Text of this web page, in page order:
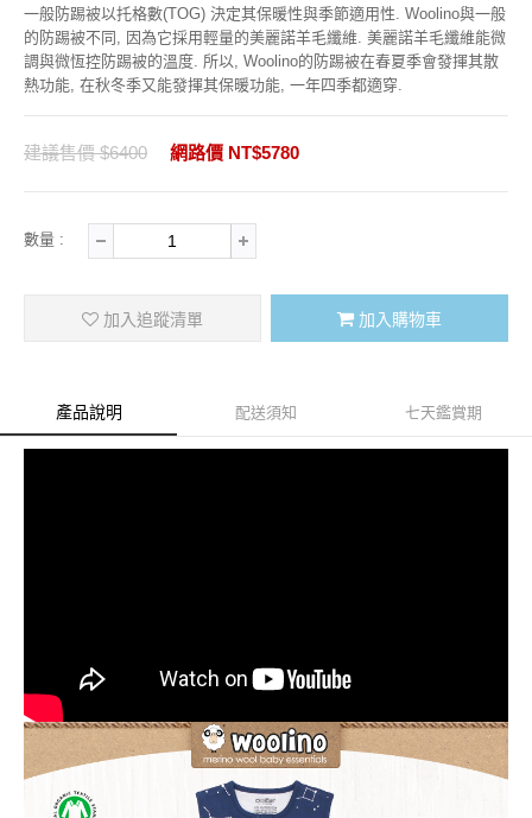
一般防踢被以托格數(TOG) 決定其保暖性與季節適用性. Woolino與一般
的防踢被不同, 因為它採用輕量的美麗諾羊毛纖維. 美麗諾羊毛纖維能微
調與微恆控防踢被的溫度. 所以, Woolino的防踢被在春夏季會發揮其散
熱功能, 在秋冬季又能發揮其保暖功能, 一年四季都適穿.
建議售價 $6400 網路價 NT$5780
數量 :
加入追蹤清單 加入購物車
產品說明 配送須知 七天鑑賞期